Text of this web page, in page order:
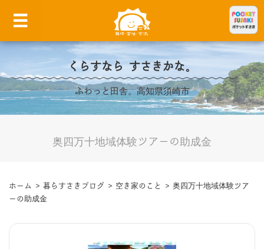
くらすなら すさきかな。
ふわっと田舎。高知県須崎市
奥四万十地域体験ツアーの助成金
ホーム > 暮らすさきブログ > 空き家のこと > 奥四万十地域体験ツア
ーの助成金